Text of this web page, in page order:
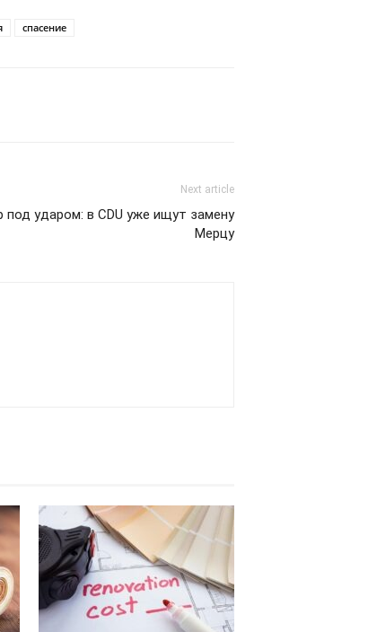
спасение
Next article
под ударом: в CDU уже ищут замену
Мерцу